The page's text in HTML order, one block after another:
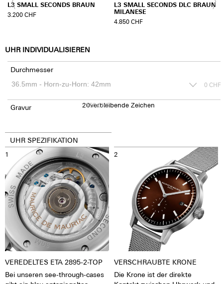
L3 SMALL SECONDS BRAUN
3.200CHF
L3 SMALL SECONDS DLC BRAUN
MILANESE
4.850CHF
UHR INDIVIDUALISIEREN
Durchmesser
0 CHF
Gravur 150CHF
20verbleibende Zeichen
UHR SPEZIFIKATION
1
VEREDELTES ETA 2895-2-TOP
Bei unseren see-through-cases
2
VERSCHRAUBTE KRONE
Die Krone ist der direkte